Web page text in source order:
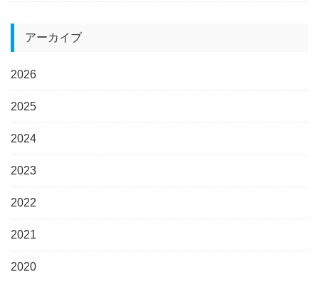
アーカイブ
2026
2025
2024
2023
2022
2021
2020